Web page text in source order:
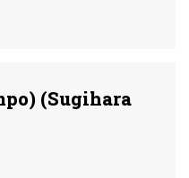
(Sugihara